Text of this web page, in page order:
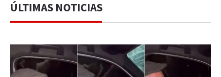
ÚLTIMAS NOTICIAS